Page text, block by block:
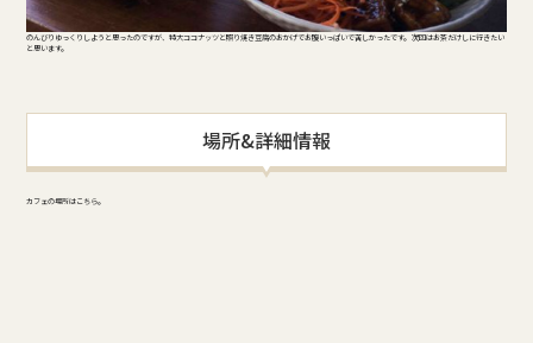
のんびりゆっくりしようと思ったのですが、特大ココナッツと照り焼き豆腐のおかげでお腹いっぱいで苦しかったです。 次回はお茶だけしに行きたい
と思います。
場所&詳細情報
カフェの場所はこちら。